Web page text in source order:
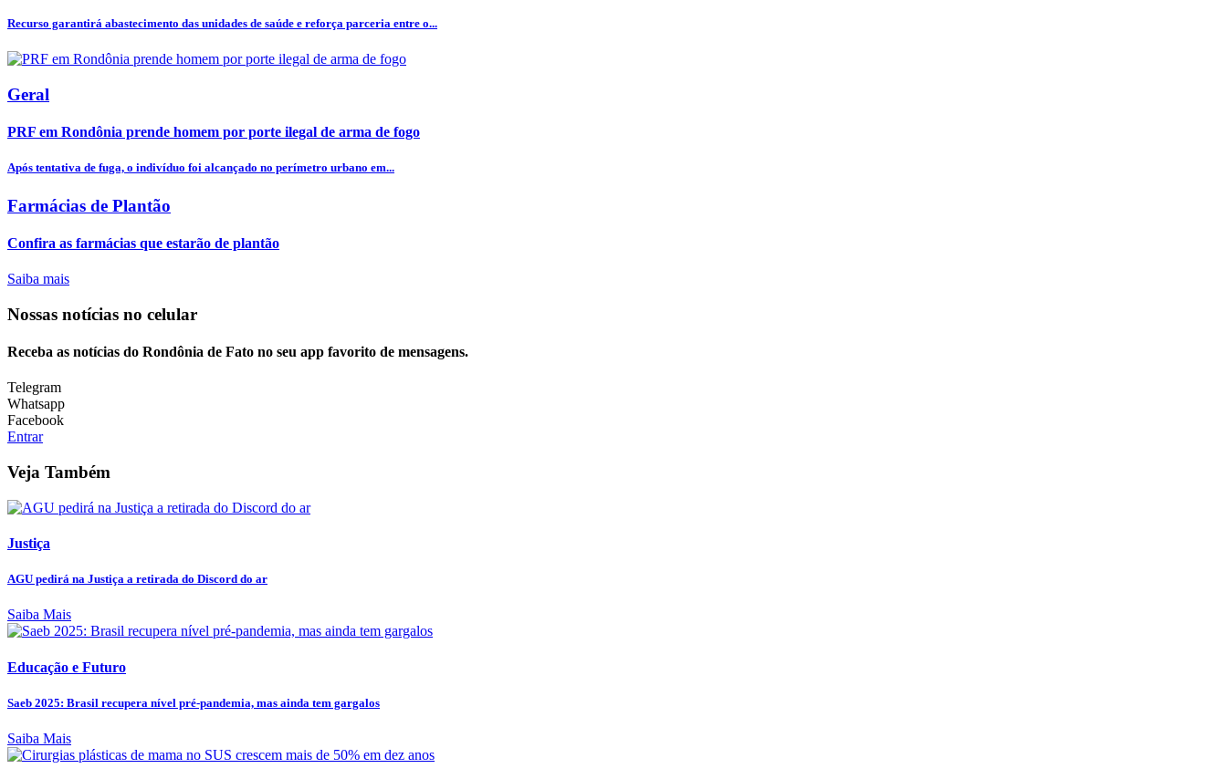
Recurso garantirá abastecimento das unidades de saúde e reforça parceria entre o...
Geral
PRF em Rondônia prende homem por porte ilegal de arma de fogo
Após tentativa de fuga, o indivíduo foi alcançado no perímetro urbano em...
Farmácias de Plantão
Confira as farmácias que estarão de plantão
Saiba mais
Nossas notícias no celular
Receba as notícias do Rondônia de Fato no seu app favorito de mensagens.
Telegram
Whatsapp
Facebook
Entrar
Veja Também
Justiça
AGU pedirá na Justiça a retirada do Discord do ar
Saiba Mais
Educação e Futuro
Saeb 2025: Brasil recupera nível pré-pandemia, mas ainda tem gargalos
Saiba Mais